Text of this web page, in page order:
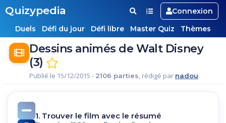
Quizypedia
Connexion
Duels
Défi du jour Défi libre Master Quiz Thèmes
Dessins animés de Walt Disney
(3)
Publié le 15/12/2015 - 2106 parties, rédigé par nadou
1. Trouver le film avec le résumé